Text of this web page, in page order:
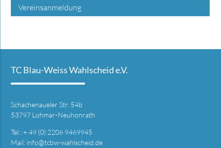
Vereinsanmeldung
TC Blau-Weiss Wahlscheid e.V.
Schachenaueler Str. 54b
53797 Lohmar-Neuhonrath
Tel.: + 49 (0) 2206 9469945
Mail: info@tcbw-wahlscheid.de